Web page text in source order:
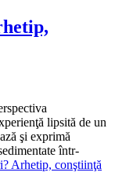
lipsită de un
şi exprimă
într-
Arhetip, conştiinţă